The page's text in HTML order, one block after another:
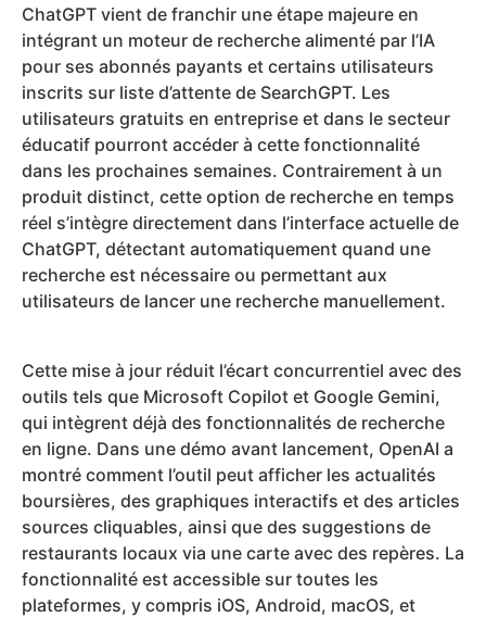
ChatGPT vient de franchir une étape majeure en
intégrant un moteur de recherche alimenté par l’IA
pour ses abonnés payants et certains utilisateurs
inscrits sur liste d’attente de SearchGPT. Les
utilisateurs gratuits en entreprise et dans le secteur
éducatif pourront accéder à cette fonctionnalité
dans les prochaines semaines. Contrairement à un
produit distinct, cette option de recherche en temps
réel s’intègre directement dans l’interface actuelle de
ChatGPT, détectant automatiquement quand une
recherche est nécessaire ou permettant aux
utilisateurs de lancer une recherche manuellement.
Cette mise à jour réduit l’écart concurrentiel avec des
outils tels que Microsoft Copilot et Google Gemini,
qui intègrent déjà des fonctionnalités de recherche
en ligne. Dans une démo avant lancement, OpenAI a
montré comment l’outil peut afficher les actualités
boursières, des graphiques interactifs et des articles
sources cliquables, ainsi que des suggestions de
restaurants locaux via une carte avec des repères. La
fonctionnalité est accessible sur toutes les
plateformes, y compris iOS, Android, macOS, et